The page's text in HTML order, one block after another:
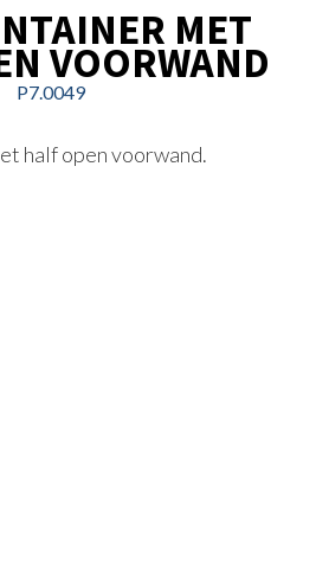
MET
VOORWAND
P7.0049
half open voorwand.